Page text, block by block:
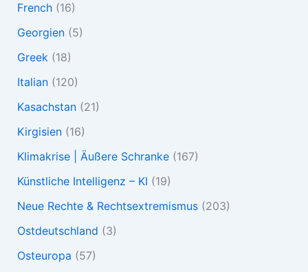
French(16)
Georgien(5)
Greek(18)
Italian(120)
Kasachstan(21)
Kirgisien(16)
Klimakrise | Äußere Schranke(167)
Künstliche Intelligenz – KI (19)
Neue Rechte & Rechtsextremismus(203)
Ostdeutschland (3)
Osteuropa (57)